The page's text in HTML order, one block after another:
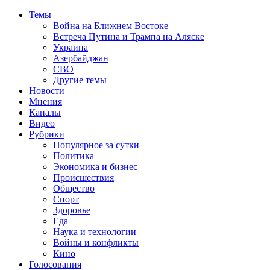
Темы
Война на Ближнем Востоке
Встреча Путина и Трампа на Аляске
Украина
Азербайджан
СВО
Другие темы
Новости
Мнения
Каналы
Видео
Рубрики
Популярное за сутки
Политика
Экономика и бизнес
Происшествия
Общество
Спорт
Здоровье
Еда
Наука и технологии
Войны и конфликты
Кино
Голосования